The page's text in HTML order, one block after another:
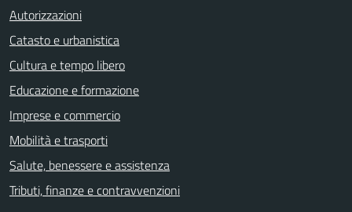
Autorizzazioni
Catasto e urbanistica
Cultura e tempo libero
Educazione e formazione
Imprese e commercio
Mobilità e trasporti
Salute, benessere e assistenza
Tributi, finanze e contravvenzioni